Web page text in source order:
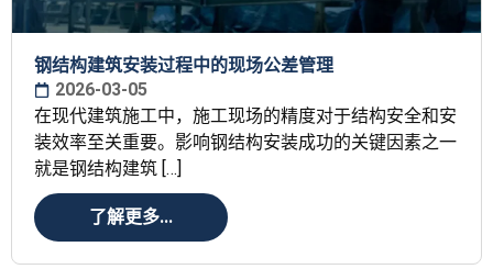
钢结构建筑安装过程中的现场公差管理
2026-03-05
在现代建筑施工中，施工现场的精度对于结构安全和安
装效率至关重要。影响钢结构安装成功的关键因素之一
就是钢结构建筑 […]
了解更多...